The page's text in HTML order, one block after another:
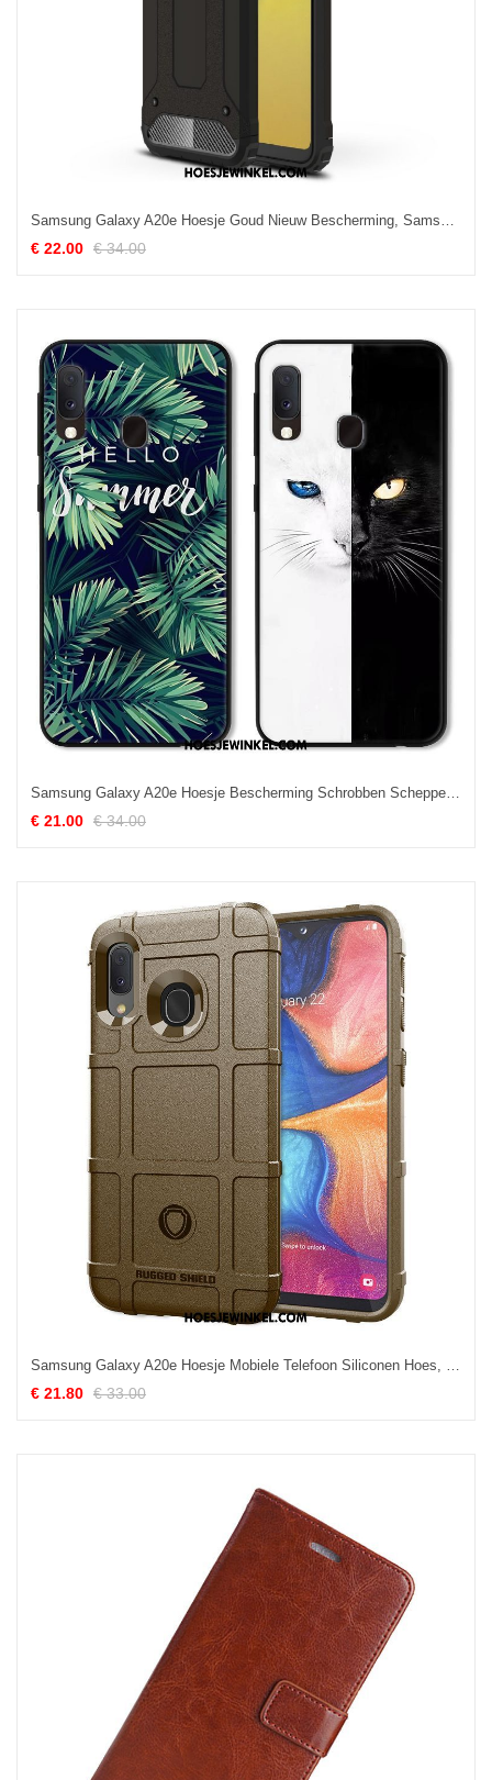
Samsung Galaxy A20e Hoesje Goud Nieuw Bescherming, Samsung Galaxy A20e Hoesje Siliconen Scheppend
€ 22.00 € 34.00
Samsung Galaxy A20e Hoesje Bescherming Schrobben Scheppend, Samsung Galaxy A20e Hoesje Persoonlijk Mobiele Telefoon
€ 21.00 € 34.00
Samsung Galaxy A20e Hoesje Mobiele Telefoon Siliconen Hoes, Samsung Galaxy A20e Hoesje Zacht Anti-fall Braun
€ 21.80 € 33.00